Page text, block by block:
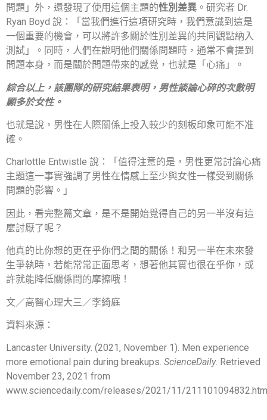
問題」外，還發現了使用這個主題的性別差異 。研究者 Dr.
Ryan Boyd 說：「當我們進行這項研究時，我們意識到這是
一個重要的機會，可以將許多關於性別差異的共同觀點納入
測試」。同時，人們在說明他們關係問題時，通常不會提到
問題本身，而是關於問題帶來的感覺，也就是「心痛」。
綜合以上，該團隊的研究結果表明，男性談論心碎的次數明
顯多於女性。
也就是說，男性在人際關係上投入較少的刻板印象可能不准
確。
Charlottle Entwistle 說：「值得注意的是，男性更常討論心痛
主題這一事實強調了男性在情感上至少與女性一樣受到關係
問題的影響。」
因此，看完整篇文章，是不是開始覺得自己的另一半沒有這
麼討厭了呢？
他真的比你想的更在乎你們之間的關係！和另一半在未來發
生爭執時，若能常常正面思考，想著他其實也很在乎你，或
許就能降低關係間的摩擦哦！
文／高醫心理大三／李綺庭
資料來源：
Lancaster University. (2021, November 1). Men experience
more emotional pain during breakups. ScienceDaily. Retrieved
November 23, 2021 from
www.sciencedaily.com/releases/2021/11/211101094832.htm